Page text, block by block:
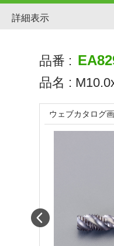
詳細表示
品番 :
品名 :
ウェブカタログ